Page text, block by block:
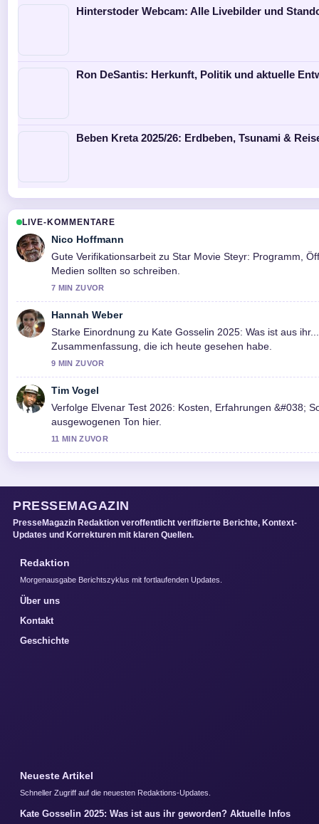
Hinterstoder Webcam: Alle Livebilder und
Ron DeSantis: Herkunft, Politik und aktuelle
Beben Kreta 2025/26: Erdbeben, Tsunami &
LIVE-KOMMENTARE
Nico Hoffmann
Gute Verifikationsarbeit zu Star Movie Steyr: Programm,
Medien sollten so schreiben.
7 MIN ZUVOR
Hannah Weber
Starke Einordnung zu Kate Gosselin 2025: Was ist aus
Zusammenfassung, die ich heute gesehen habe.
9 MIN ZUVOR
Tim Vogel
Verfolge Elvenar Test 2026: Kosten, Erfahrungen &#038;
ausgewogenen Ton hier.
11 MIN ZUVOR
PRESSEMAGAZIN
PresseMagazin Redaktion veroffentlicht verifizierte Berichte, Kontext-
Updates und Korrekturen mit klaren Quellen.
Redaktion
Morgenausgabe Berichtszyklus mit fortlaufenden Updates.
Über uns
Kontakt
Geschichte
Neueste Artikel
Schneller Zugriff auf die neuesten Redaktions-Updates.
Kate Gosselin 2025: Was ist aus ihr geworden? Aktuelle Infos